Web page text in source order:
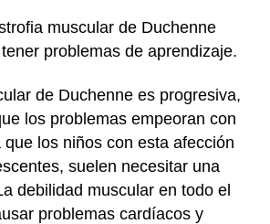
muscular de Duchenne
problemas de aprendizaje.
de Duchenne es progresiva,
los problemas empeoran con
que los niños con esta afección
suelen necesitar una
debilidad muscular en todo el
problemas cardíacos y